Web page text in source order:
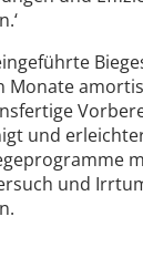
Monate
und
und